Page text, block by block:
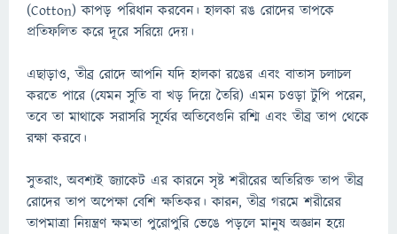
(Cotton) কাপড় পরিধান করবেন। হালকা রঙ রোদের তাপকে
প্রতিফলিত করে দূরে সরিয়ে দেয়।
এছাড়াও, তীব্র রোদে আপনি যদি হালকা রঙের এবং বাতাস চলাচল
করতে পারে (যেমন সুতি বা খড় দিয়ে তৈরি) এমন চওড়া টুপি পরেন,
তবে তা মাথাকে সরাসরি সূর্যের অতিবেগুনি রশ্মি এবং তীব্র তাপ থেকে
রক্ষা করবে।
সুতরাং, অবশ্যই জ্যাকেট এর কারনে সৃষ্ট শরীরের অতিরিক্ত তাপ তীব্র
রোদের তাপ অপেক্ষা বেশি ক্ষতিকর। কারন, তীব্র গরমে শরীরের
তাপমাত্রা নিয়ন্ত্রণ ক্ষমতা পুরোপুরি ভেঙে পড়লে মানুষ অজ্ঞান হয়ে